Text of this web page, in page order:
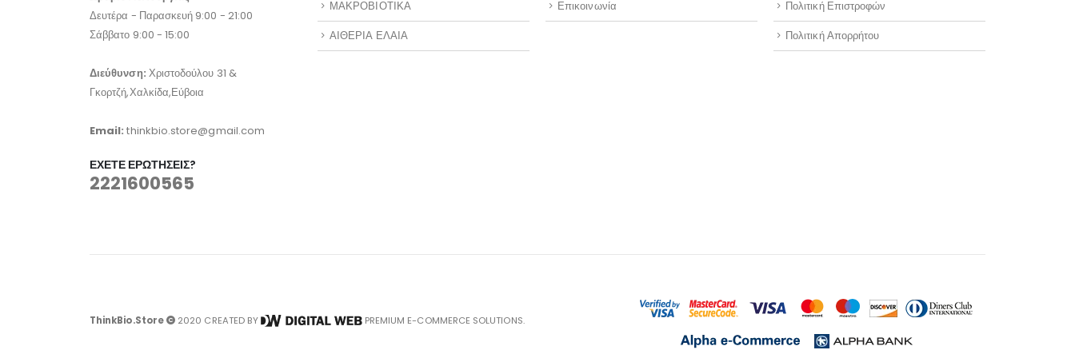
Δευτέρα - Παρασκευή 9:00 - 21:00
Σάββατο 9:00 - 15:00
Διεύθυνση: Χριστοδούλου 31 &
Γκορτζή,Χαλκίδα,Εύβοια
Email:thinkbio.store@gmail.com
ΈΧΕΤΕ ΕΡΩΤΉΣΕΙΣ?
2221600565
ΜΑΚΡΟΒΙΟΤΙΚΑ
ΑΙΘΕΡΙΑ ΕΛΑΙΑ
Επικοινωνία
Πολιτική Επιστροφών
Πολιτική Απορρήτου
ThinkBio.Store 2020 CREATED BY PREMIUM E-COMMERCE SOLUTIONS.